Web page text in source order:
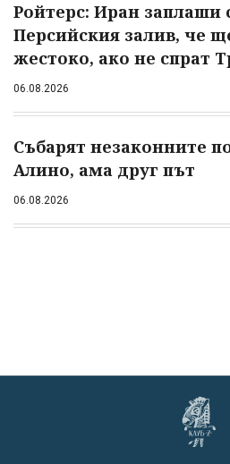
Ройтерс: Иран заплаши
Персийския залив, че
жестоко, ако не спрат
06.08.2026
Събарят незаконните
Алино, ама друг път
06.08.2026